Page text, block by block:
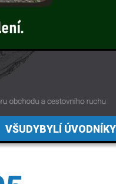
VŠUDYBYLÍ ÚVODNÍKY